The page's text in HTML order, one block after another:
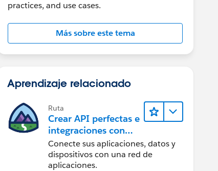
practices, and use cases.
Más sobre este tema
Aprendizaje relacionado
Ruta
Crear API perfectas e
integraciones con
MuleSoft
Conecte sus aplicaciones, datos y
dispositivos con una red de
aplicaciones.